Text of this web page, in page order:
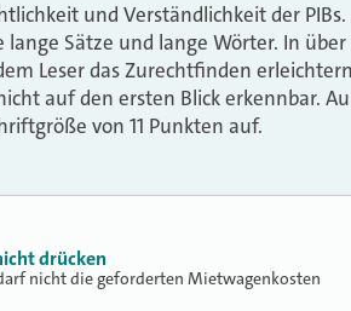
und Verständlichkeit der
lange Sätze und lange Wörter. In
Leser das Zurechtfinden
auf den ersten Blick erkennbar.
von 11 Punkten auf.
drücken
nicht die geforderten Mietwagenkosten